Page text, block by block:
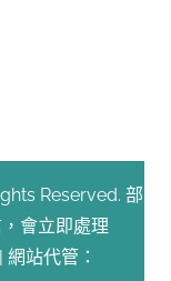
Reserved. 部
會立即處理
| 網站代管：